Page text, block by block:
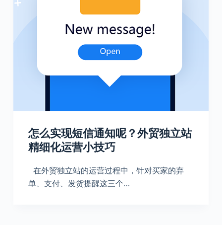
怎么实现短信通知呢？外贸独立站
精细化运营小技巧
在外贸独立站的运营过程中，针对买家的弃
单、支付、发货提醒这三个…